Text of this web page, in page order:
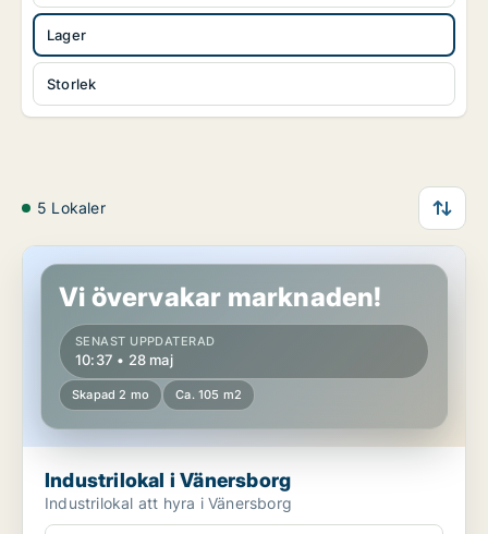
Lager
Storlek
5 Lokaler
Industrilokal i Vänersborg
Vi övervakar marknaden!
SENAST UPPDATERAD
10:37 • 28 maj
Skapad 2 mo Ca. 105 m2
Industrilokal i Vänersborg
Industrilokal att hyra i Vänersborg